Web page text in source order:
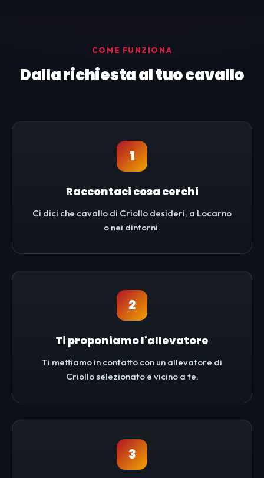
COME FUNZIONA
Dalla richiesta al tuo cavallo
1
Raccontaci cosa cerchi
Ci dici che cavallo di Criollo desideri, a Locarno
o nei dintorni.
2
Ti proponiamo l'allevatore
Ti mettiamo in contatto con un allevatore di
Criollo selezionato e vicino a te.
3